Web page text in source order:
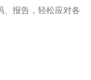
、报告，轻松应对各